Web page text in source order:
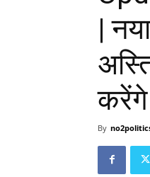
|
करेंगे
By